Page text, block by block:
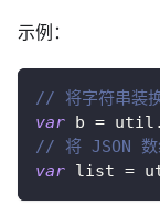
示例：
// 将字符串装
var b = util .
// 将 JSON 数
var list =